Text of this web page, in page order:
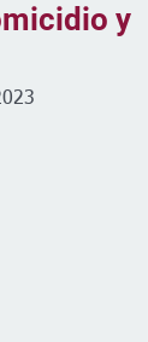
y